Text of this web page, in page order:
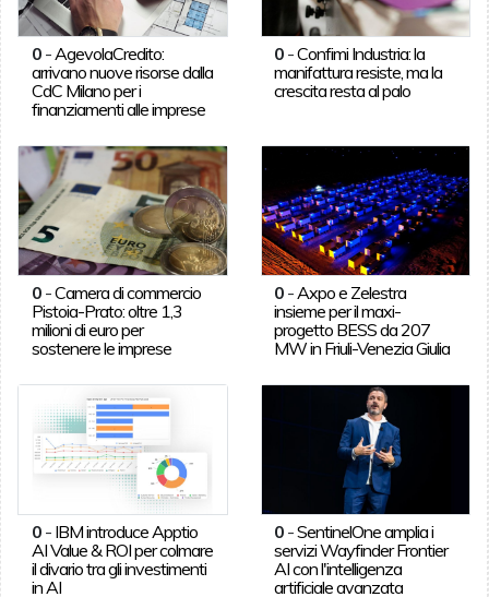
0- AgevolaCredito:
arrivano nuove risorse dalla
CdC Milano per i
finanziamenti alle imprese
0 -Confimi Industria: la
manifattura resiste, ma la
crescita resta al palo
0-Camera di commercio
Pistoia-Prato: oltre 1,3
milioni di euro per
sostenere le imprese
0 - Axpo e Zelestra
insieme per il maxi-
progetto BESS da 207
MW in Friuli-Venezia Giulia
0- IBM introduce Apptio
AI Value & ROI per colmare
il divario tra gli investimenti
in AI
0 -SentinelOne amplia i
servizi Wayfinder Frontier
AI con l'intelligenza
artificiale avanzata